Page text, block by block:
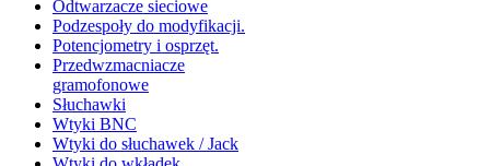
Odtwarzacze sieciowe
Podzespoły do modyfikacji.
Potencjometry i osprzęt.
Przedwzmacniacze
gramofonowe
Słuchawki
Wtyki BNC
Wtyki do słuchawek / Jack